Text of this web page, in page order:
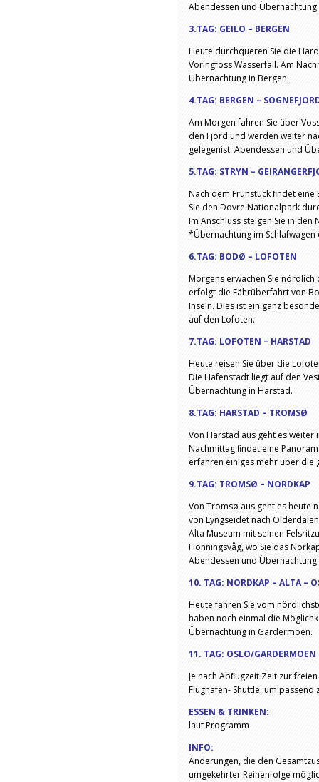
Abendessen und Übernachtung
3.TAG: GEILO – BERGEN
Heute durchqueren Sie die
Voringfoss Wasserfall. Am
Übernachtung in Bergen.
4.TAG: BERGEN –
Am Morgen fahren Sie über
den Fjord und werden weiter
gelegenist. Abendessen und
5.TAG: STRYN –
Nach dem Frühstück ﬁndet
Sie den Dovre Nationalpark
Im Anschluss steigen Sie in
*Übernachtung im Schlafwagen
6.TAG: BODØ – LOFOTEN
Morgens erwachen Sie
erfolgt die Fährüberfahrt von
Inseln. Dies ist ein ganz
auf den Lofoten.
7.TAG: LOFOTEN – HARSTAD
Heute reisen Sie über die
Die Hafenstadt liegt auf den
Übernachtung in Harstad.
8.TAG: HARSTAD – TROMSØ
Von Harstad aus geht es
Nachmittag ﬁndet eine
erfahren einiges mehr über die
9.TAG: TROMSØ – NORDKAP
Von Tromsø aus geht es heute
von Lyngseidet nach
Alta Museum mit seinen
Honningsvåg, wo Sie das
Abendessen und
10. TAG: NORDKAP – ALTA –
Heute fahren Sie vom
haben noch einmal die
Übernachtung in Gardermoen.
11. TAG: OSLO/GARDERMOEN
Je nach Abﬂugzeit Zeit zur
Flughafen- Shuttle, um passend
ESSEN & TRINKEN:
laut Programm
INFO:
Änderungen, die den
umgekehrter Reihenfolge